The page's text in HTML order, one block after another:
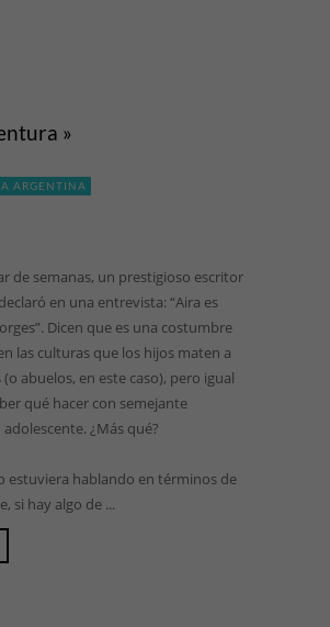
»
ARGENTINA
de semanas, un prestigioso escritor
en una entrevista: “Aira es
Dicen que es una costumbre
las culturas que los hijos maten a
(o abuelos, en este caso), pero igual
qué hacer con semejante
¿Más qué?
estuviera hablando en términos de
si hay algo de ...